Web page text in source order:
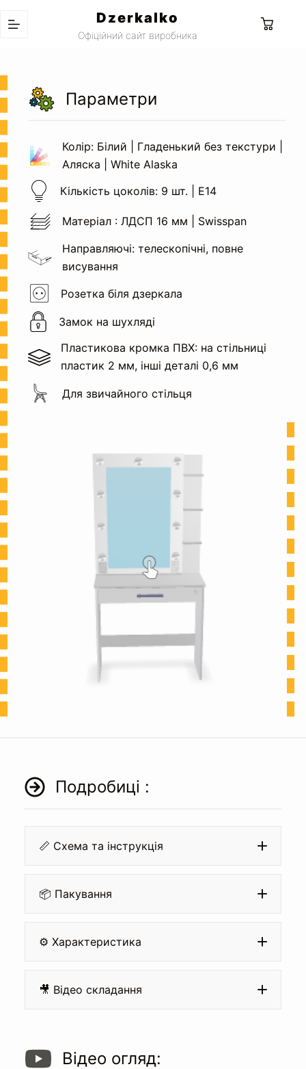
до
Dzerkalko
Офіційний сайт виробника Кошик
Параметри
Колір: Білий | Гладенький без текстури |
Аляска | White Alaska
Кількість цоколів: 9 шт. | Е14
Матеріал : ЛДСП 16 мм | Swisspan
Направляючі: телескопічні, повне
висування
Розетка біля дзеркала
Замок на шухляді
Пластикова кромка ПВХ: на стільниці
пластик 2 мм, інші деталі 0,6 мм
Для звичайного стільця
Подробиці :
📏 Схема та інструкція
📦 Пакування
⚙️ Характеристика
Матеріал:
Кромка:
🎥 Відео складання
Відео огляд: